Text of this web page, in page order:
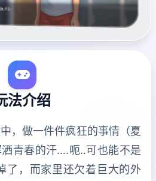
法介绍
，做一件件疯狂的事情（夏
青春的汗….呃..可也能不是
了，而家里还欠着巨大的外